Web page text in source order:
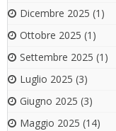
Dicembre 2025 (1)
Ottobre 2025 (1)
Settembre 2025 (1)
Luglio 2025 (3)
Giugno 2025 (3)
Maggio 2025 (14)